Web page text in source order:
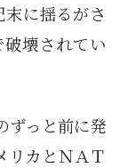
に揺るがさ
壊されてい
ずっと前に発
リカとＮＡＴ